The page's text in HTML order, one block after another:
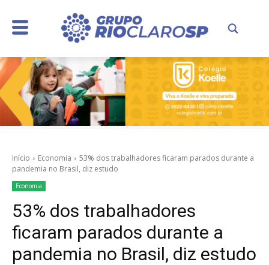
Início Economia
53% dos trabalhadores ficaram parados durante a
pandemia no Brasil, diz estudo
Economia
53% dos trabalhadores
ficaram parados durante a
pandemia no Brasil, diz estudo